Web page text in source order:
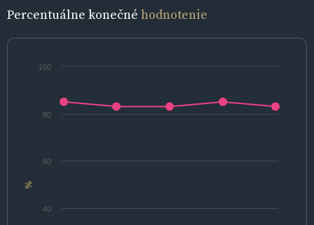
Percentuálne konečné hodnotenie
%
40
60
80
100